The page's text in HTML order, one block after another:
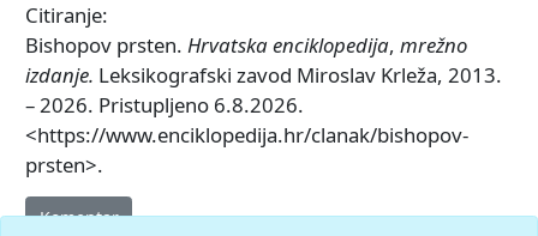
Citiranje:
Bishopov prsten. Hrvatska enciklopedija, mrežno
izdanje. Leksikografski zavod Miroslav Krleža, 2013.
– 2026. Pristupljeno 6.8.2026.
<https://www.enciklopedija.hr/clanak/bishopov-
prsten>.
Komentar